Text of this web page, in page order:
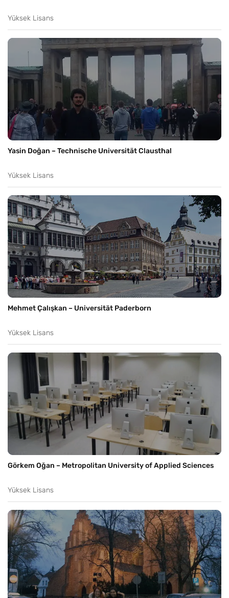
Yüksek Lisans
Yasin Doğan – Technische Universität Clausthal
Yüksek Lisans
Mehmet Çalışkan – Universität Paderborn
Yüksek Lisans
Görkem Oğan – Metropolitan University of Applied Sciences
Yüksek Lisans